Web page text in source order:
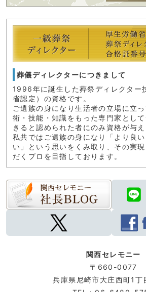
葬儀ディレクターにつきまして
1996年に誕生した葬祭ディレクター
省認定）の資格です。
ご遺族の身になり生活者の立場に立
術・技能・知識をもった専門家とし
きると認められた者にのみ資格が与え
私共ではご遺族の身になり「より良
い」という思いをくみ取り、その実
だくプロを目指しております。
関西セレモニー
〒660-0077
兵庫県尼崎市大庄西町1丁